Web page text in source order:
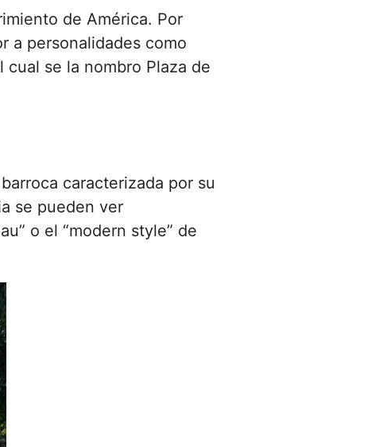
de América. Por
a personalidades como
se la nombro Plaza de
caracterizada por su
se pueden ver
o el “modern style” de